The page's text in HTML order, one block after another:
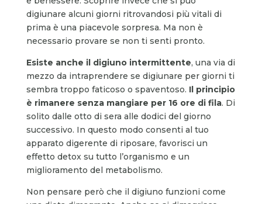
digiunare alcuni giorni ritrovandosi più vitali di
prima è una piacevole sorpresa. Ma non è
necessario provare se non ti senti pronto.
Esiste anche il digiuno intermittente, una via di
mezzo da intraprendere se digiunare per giorni ti
sembra troppo faticoso o spaventoso. Il principio
è rimanere senza mangiare per 16 ore di fila. Di
solito dalle otto di sera alle dodici del giorno
successivo. In questo modo consenti al tuo
apparato digerente di riposare, favorisci un
effetto detox su tutto l’organismo e un
miglioramento del metabolismo.
Non pensare però che il digiuno funzioni come